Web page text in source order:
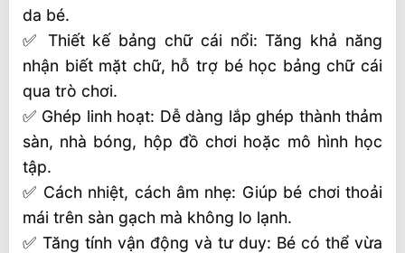
da bé.
✅ Thiết kế bảng chữ cái nổi: Tăng khả năng
nhận biết mặt chữ, hỗ trợ bé học bảng chữ cái
qua trò chơi.
✅ Ghép linh hoạt: Dễ dàng lắp ghép thành thảm
sàn, nhà bóng, hộp đồ chơi hoặc mô hình học
tập.
✅ Cách nhiệt, cách âm nhẹ: Giúp bé chơi thoải
mái trên sàn gạch mà không lo lạnh.
✅ Tăng tính vận động và tư duy: Bé có thể vừa